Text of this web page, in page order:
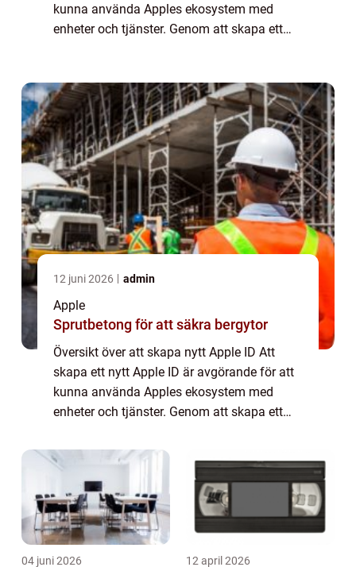
kunna använda Apples ekosystem med
enheter och tjänster. Genom att skapa ett
myc...
12 juni 2026 admin
Apple
Sprutbetong för att säkra bergytor
Översikt över att skapa nytt Apple ID Att
skapa ett nytt Apple ID är avgörande för att
kunna använda Apples ekosystem med
enheter och tjänster. Genom att skapa ett
appar, iCloud-konton, iTunes Store och
myc...
04 juni 2026 12 april 2026